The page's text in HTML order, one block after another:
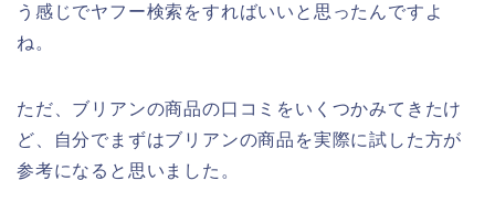
う感じでヤフー検索をすればいいと思ったんですよ
ね。
ただ、ブリアンの商品の口コミをいくつかみてきたけ
ど、自分でまずはブリアンの商品を実際に試した方が
参考になると思いました。